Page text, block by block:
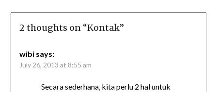
2 thoughts on “Kontak”
wibi says:
July 26, 2013 at 8:55 am
Secara sederhana, kita perlu 2 hal untuk